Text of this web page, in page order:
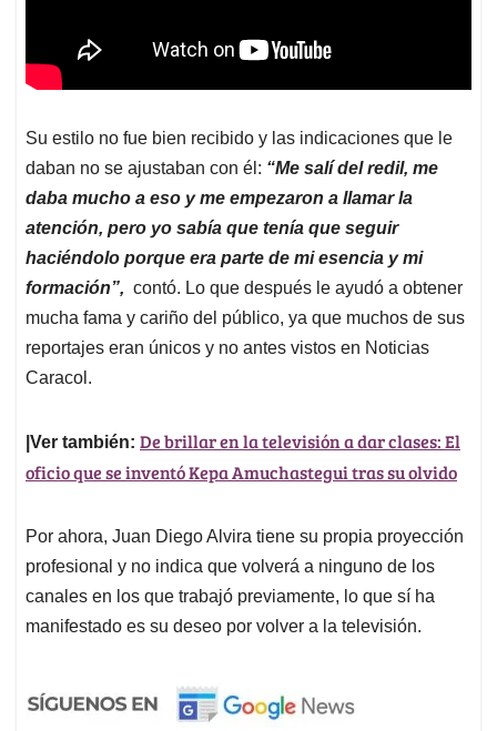
Su estilo no fue bien recibido y las indicaciones que le
daban no se ajustaban con él: “Me salí del redil, me
daba mucho a eso y me empezaron a llamar la
atención, pero yo sabía que tenía que seguir
haciéndolo porque era parte de mi esencia y mi
formación”, contó. Lo que después le ayudó a obtener
mucha fama y cariño del público, ya que muchos de sus
reportajes eran únicos y no antes vistos en Noticias
Caracol.
|Ver también: De brillar en la televisión a dar clases: El
oficio que se inventó Kepa Amuchastegui tras su olvido
Por ahora, Juan Diego Alvira tiene su propia proyección
profesional y no indica que volverá a ninguno de los
canales en los que trabajó previamente, lo que sí ha
manifestado es su deseo por volver a la televisión.